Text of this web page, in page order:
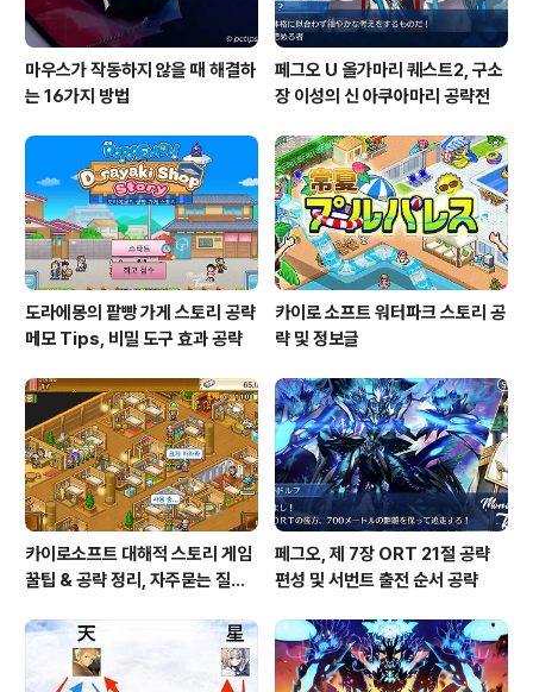
마우스가 작동하지 않을 때 해결하
는 16가지 방법
페그오 U 올가마리 퀘스트2, 구소
장 이성의 신 아쿠아마리 공략전
도라에몽의 팥빵 가게 스토리 공략
메모 Tips, 비밀 도구 효과 공략
카이로 소프트 워터파크 스토리 공
략 및 정보글
카이로소프트 대해적 스토리 게임
꿀팁 & 공략 정리, 자주묻는 질문
페그오, 제 7장 ORT 21절 공략
편성 및 서번트 출전 순서 공략